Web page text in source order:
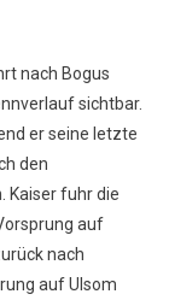
nach Bogus
sichtbar.
er seine letzte
den
Kaiser fuhr die
auf
nach
auf Ulsom